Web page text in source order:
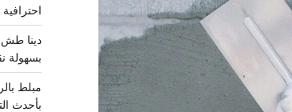
احترافية 100% اتصل بنا
دينا طش
بسهولة نقل
بأحدث